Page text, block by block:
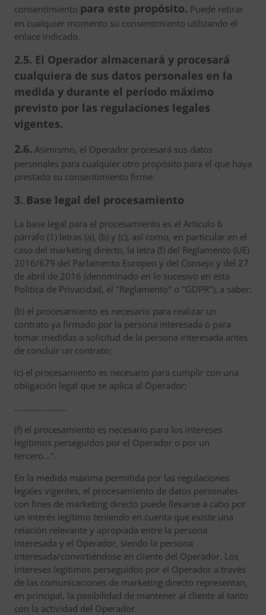
consentimiento para este propósito. Puede retirar
en cualquier momento su consentimiento utilizando el
enlace indicado.
2.5. El Operador almacenará y procesará
cualquiera de sus datos personales en la
medida y durante el período máximo
previsto por las regulaciones legales
vigentes.
2.6. Asimismo, el Operador procesará sus datos
personales para cualquier otro propósito para el que haya
prestado su consentimiento firme.
3. Base legal del procesamiento
La base legal para el procesamiento es el Artículo 6
párrafo (1) letras (a), (b) y (c), así como, en particular en el
caso del marketing directo, la letra (f) del Reglamento (UE)
2016/679 del Parlamento Europeo y del Consejo y del 27
de abril de 2016 (denominado en lo sucesivo en esta
Política de Privacidad, el "Reglamento" o "GDPR"), a saber:
(b) el procesamiento es necesario para realizar un
contrato ya firmado por la persona interesada o para
tomar medidas a solicitud de la persona interesada antes
de concluir un contrato;
(c) el procesamiento es necesario para cumplir con una
obligación legal que se aplica al Operador;
......................
(f) el procesamiento es necesario para los intereses
legítimos perseguidos por el Operador o por un
tercero...".
En la medida máxima permitida por las regulaciones
legales vigentes, el procesamiento de datos personales
con fines de marketing directo puede llevarse a cabo por
un interés legítimo teniendo en cuenta que existe una
relación relevante y apropiada entre la persona
interesada y el Operador, siendo la persona
interesada/convirtiéndose en cliente del Operador. Los
intereses legítimos perseguidos por el Operador a través
de las comunicaciones de marketing directo representan,
en principal, la posibilidad de mantener al cliente al tanto
con la actividad del Operador.